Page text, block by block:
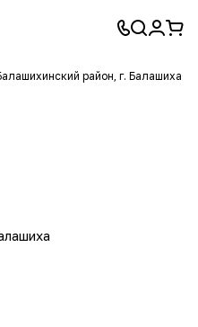
район, г. Балашиха